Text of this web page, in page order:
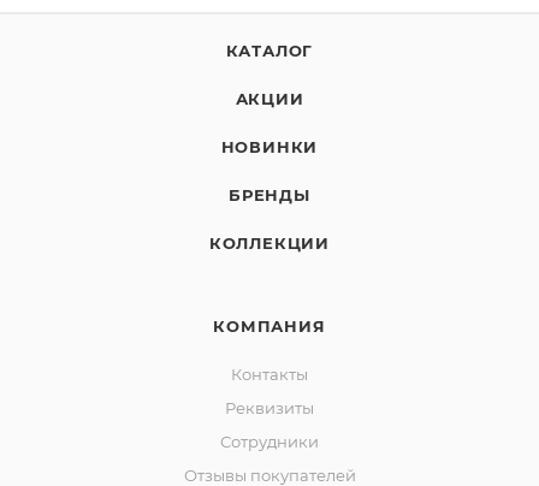
КАТАЛОГ
АКЦИИ
НОВИНКИ
БРЕНДЫ
КОЛЛЕКЦИИ
КОМПАНИЯ
Контакты
Реквизиты
Сотрудники
Отзывы покупателей